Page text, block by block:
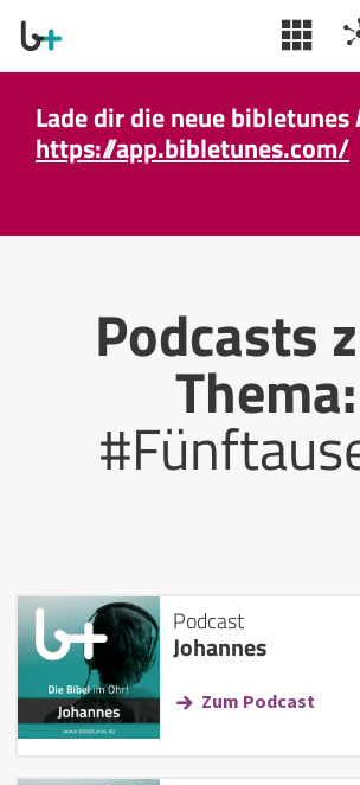
Lade dir die neue
https://app.bibletunes.com/
Podcasts
Thema:
Podcast
Johannes
Zum Podcast